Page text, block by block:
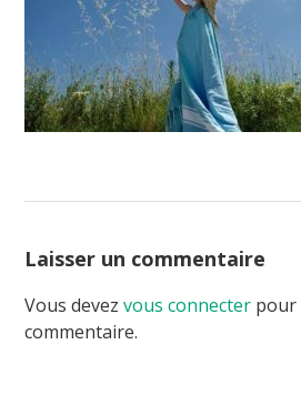
Laisser un commentaire
Vous devezvous connecter pour
commentaire.